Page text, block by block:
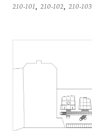
210-101, 210-102, 210-103